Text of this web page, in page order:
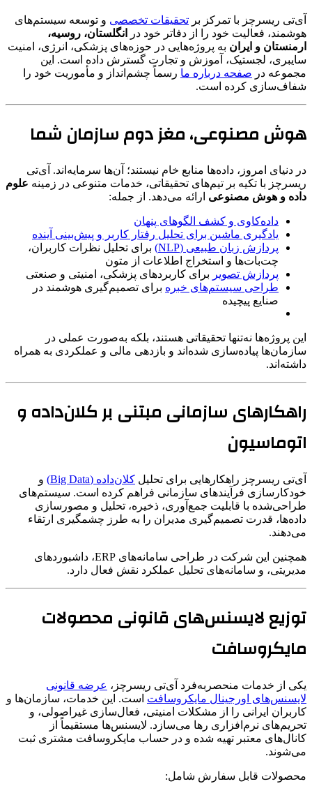
آی‌تی ریسرچز با تمرکز بر تحقیقات تخصصی و توسعه سیستم‌های
هوشمند، فعالیت خود را از دفاتر خود در
انگلستان، روسیه،
ارمنستان و ایران به پروژه‌هایی در حوزه‌های پزشکی، انرژی، امنیت
سایبری، لجستیک، آموزش و تجارت گسترش داده است. این
مجموعه در صفحه درباره ما رسماً چشم‌انداز و مأموریت خود را
شفاف‌سازی کرده است.
هوش مصنوعی، مغز دوم سازمان شما
در دنیای امروز، داده‌ها منابع خام نیستند؛ آن‌ها سرمایه‌اند. آی‌تی
ریسرچز با تکیه بر تیم‌های تحقیقاتی، خدمات متنوعی در زمینه علوم
داده و هوش مصنوعی ارائه می‌دهد. از جمله:
داده‌کاوی و کشف الگوهای پنهان
یادگیری ماشین برای تحلیل رفتار کاربر و پیش‌بینی آینده
پردازش زبان طبیعی (NLP)
برای تحلیل نظرات کاربران،
چت‌بات‌ها و استخراج اطلاعات از متون
پردازش تصویر برای کاربردهای پزشکی، امنیتی و صنعتی
طراحی سیستم‌های خبره برای تصمیم‌گیری هوشمند در
صنایع پیچیده
این پروژه‌ها نه‌تنها تحقیقاتی هستند، بلکه به‌صورت عملی در
سازمان‌ها پیاده‌سازی شده‌اند و بازدهی مالی و عملکردی به همراه
داشته‌اند.
راهکارهای سازمانی مبتنی بر کلان‌داده و
اتوماسیون
آی‌تی ریسرچز راهکارهایی برای تحلیل کلان‌داده (Big Data)
و
خودکارسازی فرآیندهای سازمانی فراهم کرده است. سیستم‌های
طراحی‌شده با قابلیت جمع‌آوری، ذخیره، تحلیل و مصورسازی
داده‌ها، قدرت تصمیم‌گیری مدیران را به طرز چشمگیری ارتقاء
می‌دهند.
همچنین این شرکت در طراحی سامانه‌های ERP، داشبوردهای
مدیریتی، و سامانه‌های تحلیل عملکرد نقش فعال دارد.
توزیع لایسنس‌های قانونی محصولات
مایکروسافت
یکی از خدمات منحصربه‌فرد آی‌تی ریسرچز، عرضه قانونی
لایسنس‌های اورجینال مایکروسافت است. این خدمات، سازمان‌ها و
کاربران ایرانی را از مشکلات امنیتی، فعال‌سازی غیراصولی، و
تحریم‌های نرم‌افزاری رها می‌سازد. لایسنس‌ها مستقیماً از
کانال‌های معتبر تهیه شده و در حساب مایکروسافت مشتری ثبت
می‌شوند.
محصولات قابل سفارش شامل: